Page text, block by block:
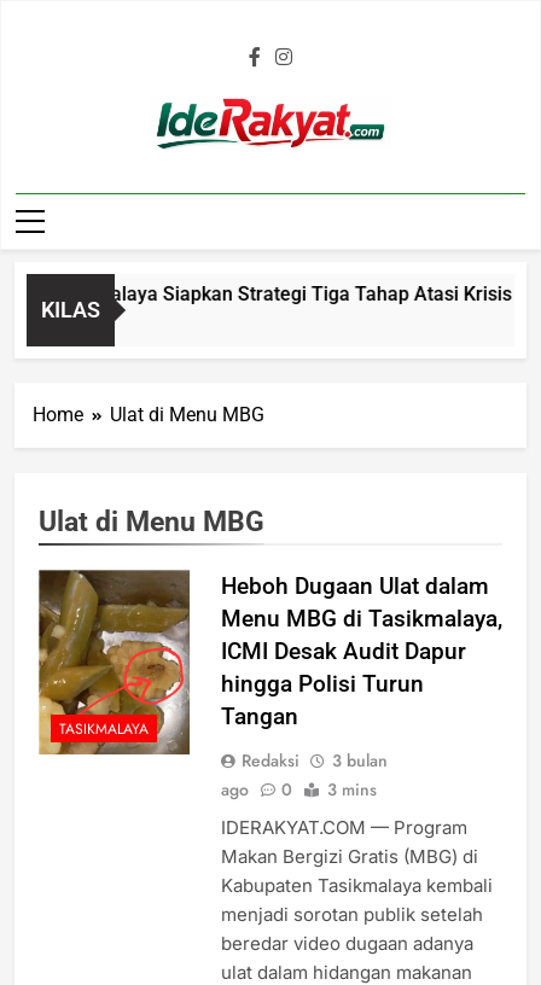
Iderakyat.com
KILAS
Tasikmalaya Siapkan Strategi Tiga Tahap Atasi Krisis Air
Home Ulat di Menu MBG
Ulat di Menu MBG
TASIKMALAYA
Heboh Dugaan Ulat dalam
Menu MBG di Tasikmalaya,
ICMI Desak Audit Dapur
hingga Polisi Turun
Tangan
Redaksi
3 bulan
ago
0 3 mins
IDERAKYAT.COM — Program
Makan Bergizi Gratis (MBG) di
Kabupaten Tasikmalaya kembali
menjadi sorotan publik setelah
beredar video dugaan adanya
ulat dalam hidangan makanan